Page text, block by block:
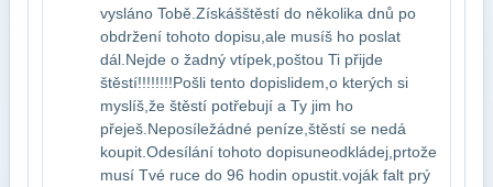
vysláno Tobě.Získáš​štěstí do několika dnů po
obdržení tohoto dopisu,ale musíš ho poslat​
dál.Nejde o žadný vtípek,poštou Ti přijde
štěstí!!!!!!!!Pošli tento dopis​lidem,o kterých si
myslíš,že štěstí potřebují a Ty jim ho
přeješ.Neposíle​žádné peníze,štěstí se nedá
koupit.Odesílání tohoto dopisu​neodkládej,prtože
musí Tvé ruce do 96 hodin opustit.voják falt prý